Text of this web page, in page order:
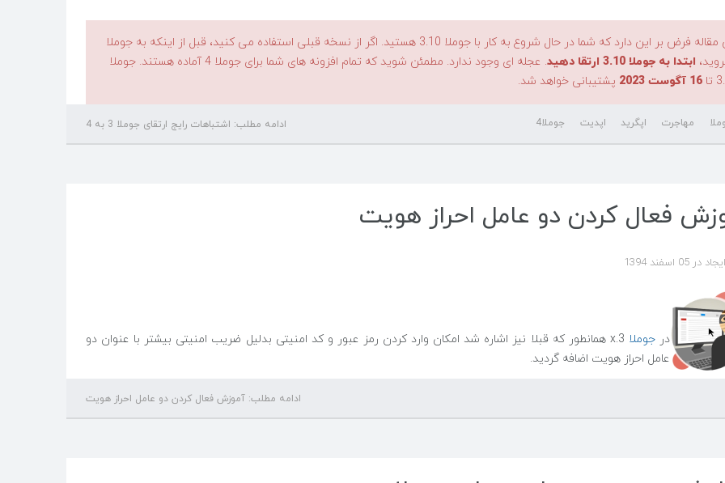
این مقاله فرض بر این دارد که شما در حال شروع به کار با جوملا 3.10 هستید. اگر از نسخه قبلی استفاده می کنید، قبل از اینکه به جوملا
ابتدا به جوملا 3.10 ارتقا دهید
. عجله ای وجود ندارد. مطمئن شوید که تمام افزونه های شما برای جوملا 4 آماده هستند. جوملا
16 آگوست 2023 پشتیبانی خواهد شد.
مهاجرت اپگرید اپدیت جوملا4 ادامه مطلب: اشتباهات رایج ارتقای جوملا 3 به 4
فعال کردن دو عامل احراز هویت
05 اسفند 1394
درجوملا
3.x همانطور که قبلا نیز اشاره شد امکان وارد کردن رمز عبور و کد امنیتی بدلیل ضریب امنیتی بیشتر با عنوان دو
عامل احراز هویت اضافه گردید.
ادامه مطلب: آموزش فعال کردن دو عامل احراز هویت